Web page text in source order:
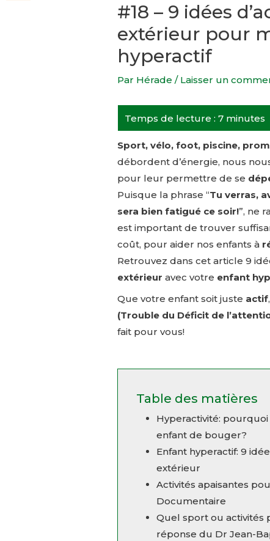
#18 – 9 idées
extérieur pour
hyperactif
Par Hérade / Laisser un
Sport, vélo, foot, piscine,
débordent d’énergie, nous
pour leur permettre de se
Puisque la phrase “Tu verras,
sera bien fatigué ce soir!”, ne
est important de trouver
coût, pour aider nos enfants à
Retrouvez dans cet article 9
extérieur avec votre enfant
Que votre enfant soit juste actif,
(Trouble du Déficit de
fait pour vous!
Table des matières
Hyperactivité:
enfant de bouger?
Enfant hyperactif: 9
extérieur
Activités apaisantes
Documentaire
Quel sport ou activités
réponse du Dr Jean-